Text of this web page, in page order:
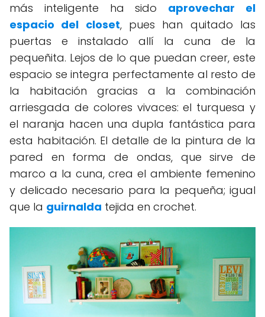
más inteligente ha sido aprovechar el
espacio del closet, pues han quitado las
puertas e instalado allí la cuna de la
pequeñita. Lejos de lo que puedan creer, este
espacio se integra perfectamente al resto de
la habitación gracias a la combinación
arriesgada de colores vivaces: el turquesa y
el naranja hacen una dupla fantástica para
esta habitación. El detalle de la pintura de la
pared en forma de ondas, que sirve de
marco a la cuna, crea el ambiente femenino
y delicado necesario para la pequeña; igual
que la guirnalda tejida en crochet.